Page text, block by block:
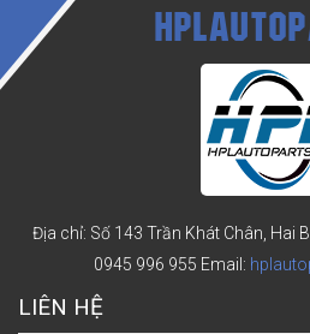
Địa chỉ: Số 143 Trần Khát Chân, Hai
0945 996 955 Email:
LIÊN HỆ